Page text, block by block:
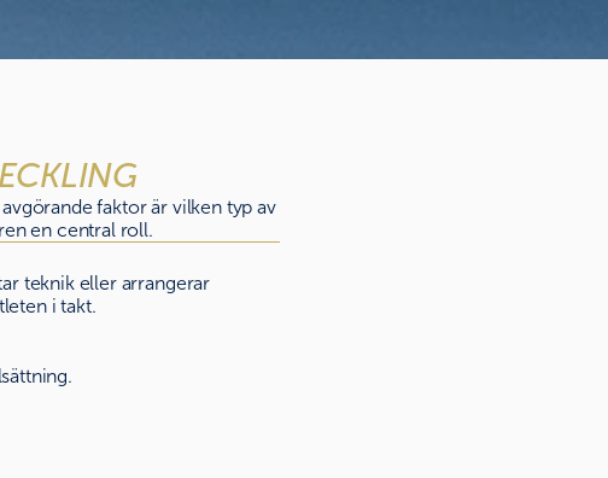
faktor är vilken typ av
en central roll.
teknik eller arrangerar
i takt.